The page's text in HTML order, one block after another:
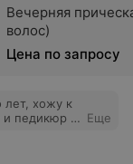
Вечерняя
волос)
Цена по запросу
хожу к
и педикюр -
Еще